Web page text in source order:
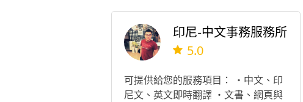
印尼-中文事務服務所
5.0
可提供給您的服務項目： ・中文、印
尼文、英文即時翻譯 ・文書、網頁與